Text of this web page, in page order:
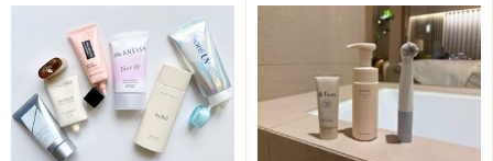
は要注意。
2024年7月にベビーピンクなど3色を発売し、瞬く間に大
ヒット！ 現在では全5色がラインアップされています。
しっかり発色する口紅とは異なり、リップケア感覚で使